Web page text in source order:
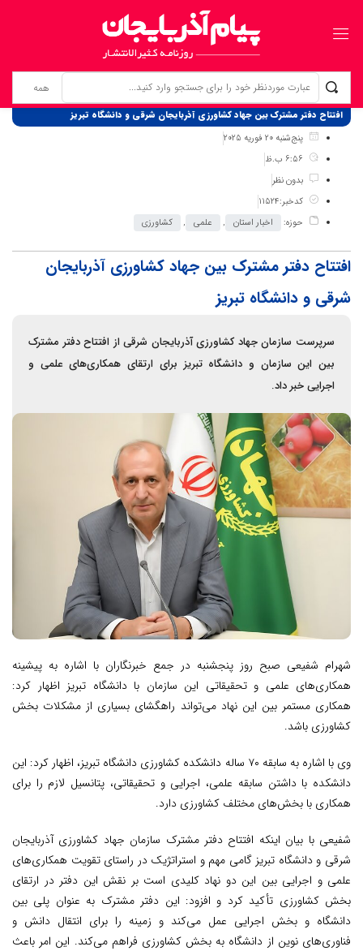
برگ نخست
نوشته‌ها
افتتاح دفتر مشترک بین جهاد کشاورزی آذربایجان شرقی و دانشگاه تبریز
پنج‌شنبه 20 فوریه 2025
6:56 ب.ظ
بدون نظر
کدخبر:11524
حوزه:
اخبار استان , علمی , کشاورزی
افتتاح دفتر مشترک بین جهاد کشاورزی آذربایجان
شرقی و دانشگاه تبریز
سرپرست سازمان جهاد کشاورزی آذربایجان شرقی از افتتاح دفتر مشترک
بین این سازمان و دانشگاه تبریز برای ارتقای همکاری‌های علمی و
اجرایی خبر داد.
شهرام شفیعی صبح روز پنجشنبه در جمع خبرنگاران با اشاره به پیشینه
همکاری‌های علمی و تحقیقاتی این سازمان با دانشگاه تبریز اظهار کرد:
همکاری مستمر بین این نهاد می‌تواند راهگشای بسیاری از مشکلات بخش
کشاورزی باشد.
وی با اشاره به سابقه ۷۰ ساله دانشکده کشاورزی دانشگاه تبریز، اظهار کرد: این
دانشکده با داشتن سابقه علمی، اجرایی و تحقیقاتی، پتانسیل لازم را برای
همکاری با بخش‌های مختلف کشاورزی دارد.
شفیعی با بیان اینکه افتتاح دفتر مشترک سازمان جهاد کشاورزی آذربایجان
شرقی و دانشگاه تبریز گامی مهم و استراتژیک در راستای تقویت همکاری‌های
علمی و اجرایی بین این دو نهاد کلیدی است بر نقش این دفتر در ارتقای
بخش کشاورزی تأکید کرد و افزود: این دفتر مشترک به عنوان پلی بین
دانشگاه و بخش اجرایی عمل می‌کند و زمینه را برای انتقال دانش و
فناوری‌های نوین از دانشگاه به بخش کشاورزی فراهم می‌کند. این امر باعث